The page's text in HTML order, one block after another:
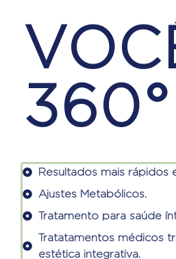
360°
Resultados mais rápidos
Ajustes Metabólicos.
Tratamento para saúde
Tratatamentos médicos
estética integrativa.